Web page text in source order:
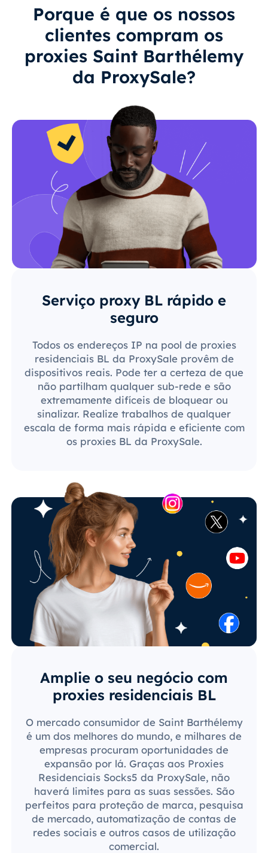
Porque é que os nossos
clientes compram os
proxies Saint Barthélemy
da ProxySale?
Serviço proxy BL rápido e
seguro
Todos os endereços IP na pool de proxies
residenciais BL da ProxySale provêm de
dispositivos reais. Pode ter a certeza de que
não partilham qualquer sub-rede e são
extremamente difíceis de bloquear ou
sinalizar. Realize trabalhos de qualquer
escala de forma mais rápida e eficiente com
os proxies BL da ProxySale.
Amplie o seu negócio com
proxies residenciais BL
O mercado consumidor de Saint Barthélemy
é um dos melhores do mundo, e milhares de
empresas procuram oportunidades de
expansão por lá. Graças aos Proxies
Residenciais Socks5 da ProxySale, não
haverá limites para as suas sessões. São
perfeitos para proteção de marca, pesquisa
de mercado, automatização de contas de
redes sociais e outros casos de utilização
comercial.